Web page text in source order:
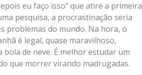
eu faço isso” que atire a primeira
pesquisa, a procrastinação seria
problemas do mundo. Na hora, o
é legal, quase maravilhoso,
de neve. É melhor estudar um
que morrer virando madrugadas.